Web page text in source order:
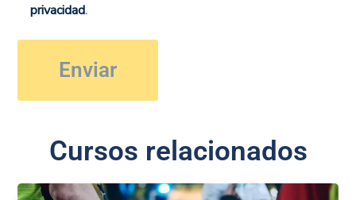
privacidad.
Cursos relacionados